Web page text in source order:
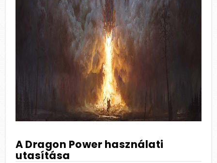
A Dragon Power használati
utasítása